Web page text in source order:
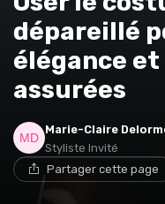
dépareillé
élégance
assurées
Marie-Claire
Styliste Invité
Partager cette page